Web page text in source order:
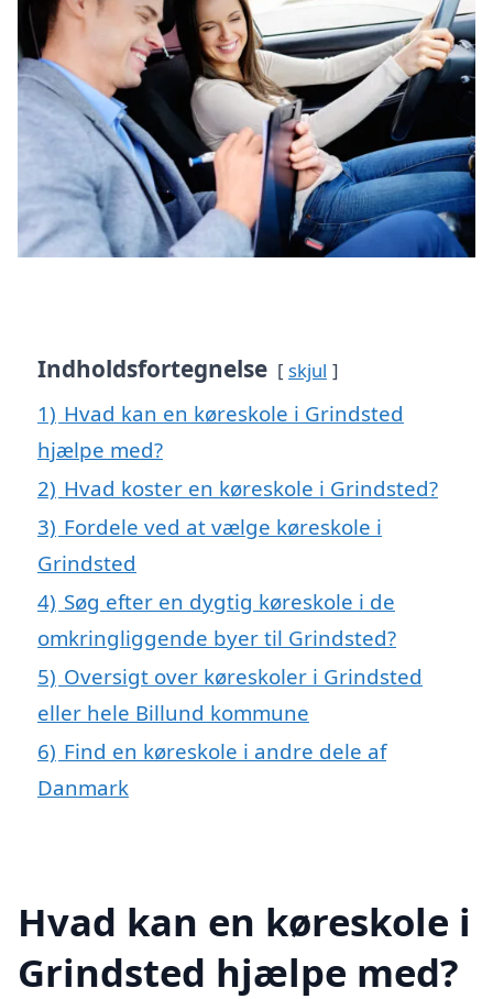
Indholdsfortegnelse skjul
1) Hvad kan en køreskole i Grindsted
hjælpe med?
2) Hvad koster en køreskole i Grindsted?
3) Fordele ved at vælge køreskole i
Grindsted
4) Søg efter en dygtig køreskole i de
omkringliggende byer til Grindsted?
5) Oversigt over køreskoler i Grindsted
eller hele Billund kommune
6) Find en køreskole i andre dele af
Danmark
Hvad kan en køreskole i
Grindsted hjælpe med?